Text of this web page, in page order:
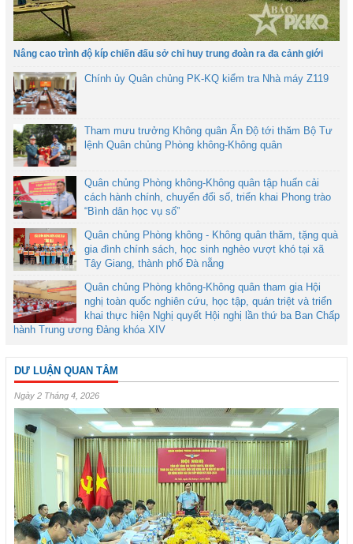
Nâng cao trình độ kíp chiến đấu sở chỉ huy trung đoàn ra đa cảnh giới
Chính ủy Quân chủng PK-KQ kiểm tra Nhà máy Z119
Tham mưu trưởng Không quân Ấn Độ tới thăm Bộ Tư
lệnh Quân chủng Phòng không-Không quân
Quân chủng Phòng không-Không quân tập huấn cải
cách hành chính, chuyển đổi số, triển khai Phong trào
“Bình dân học vụ số”
Quân chủng Phòng không - Không quân thăm, tặng quà
gia đình chính sách, học sinh nghèo vượt khó tại xã
Tây Giang, thành phố Đà nẵng
Quân chủng Phòng không-Không quân tham gia Hội
nghị toàn quốc nghiên cứu, học tập, quán triệt và triển
khai thực hiện Nghị quyết Hội nghị lần thứ ba Ban Chấp
hành Trung ương Đảng khóa XIV
DƯ LUẬN QUAN TÂM
Ngày 2 Tháng 4, 2026